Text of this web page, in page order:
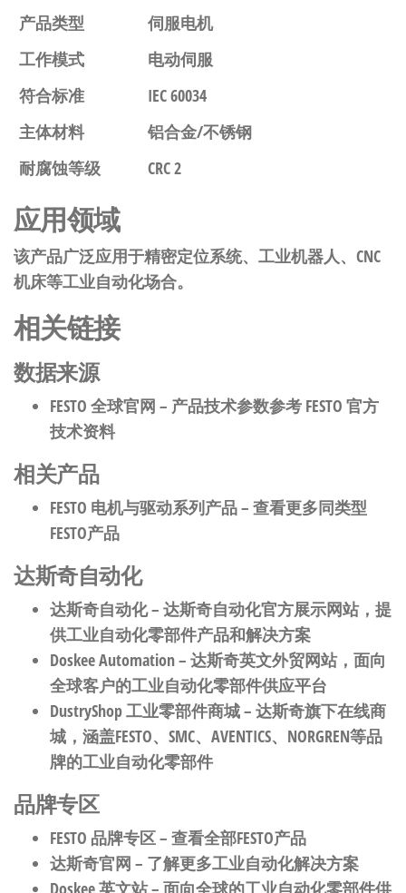
产品类型
伺服电机
工作模式
电动伺服
符合标准
IEC 60034
主体材料
铝合金/不锈钢
耐腐蚀等级
CRC 2
应用领域
该产品广泛应用于精密定位系统、工业机器人、CNC
机床等工业自动化场合。
相关链接
数据来源
FESTO 全球官网 – 产品技术参数参考 FESTO 官方
技术资料
相关产品
FESTO 电机与驱动系列产品– 查看更多同类型
FESTO产品
达斯奇自动化
达斯奇自动化– 达斯奇自动化官方展示网站，提
供工业自动化零部件产品和解决方案
Doskee Automation– 达斯奇英文外贸网站，面向
全球客户的工业自动化零部件供应平台
DustryShop 工业零部件商城– 达斯奇旗下在线商
城，涵盖FESTO、SMC、AVENTICS、NORGREN等品
牌的工业自动化零部件
品牌专区
FESTO 品牌专区– 查看全部FESTO产品
达斯奇官网 – 了解更多工业自动化解决方案
Doskee 英文站– 面向全球的工业自动化零部件供